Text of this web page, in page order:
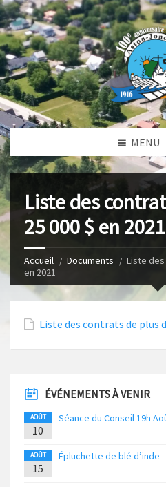
MENU
Liste des
25 000 $ en 2021
Accueil Documents
Liste
en 2021
Liste des contrats de plus
ÉVÉNEMENTS À VENIR
AOÛT
10
Séance du Conseil 19h
AOÛT
15
Épluchette de blé d’inde